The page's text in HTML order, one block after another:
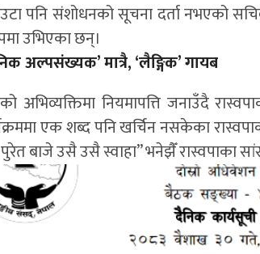
पनि संशोधनको सूचना दर्ता नभएको
उभिएका छन्।
अल्पसंख्यक’ मात्रै, ‘लैङ्गिक’ गायब
अभिव्यक्तिमा नियमापत्ति जनाउँदै
एक शब्द पनि खर्चिन नसकेका
बाजे उसै उसै स्वाहा” भनेझैँ रास्वपाका